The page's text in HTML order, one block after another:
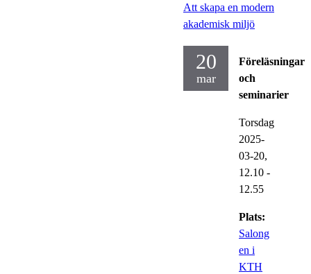
Att skapa en modern
akademisk miljö
20
mar
Föreläsningar
och
seminarier
Torsdag
2025-
03-20,
12.10 -
12.55
Plats:
Salong
en i
KTH